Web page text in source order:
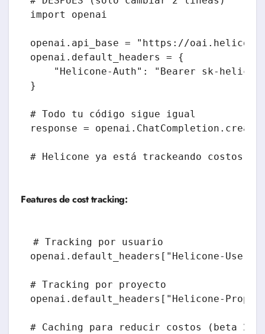
import openai
openai.api_base = "https://
openai.default_headers = {
"Helicone-Auth": "Bearer sk-
}
# Todo tu código sigue igual
response =
Features de cost tracking:
# Tracking por usuario
openai.default_headers["Helicone-
# Tracking por proyecto
openai.default_headers["Helicone-
# Caching para reducir costos (beta